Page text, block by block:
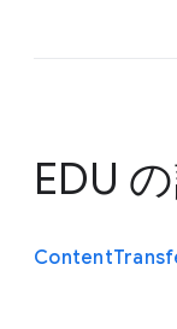
EDU
Content